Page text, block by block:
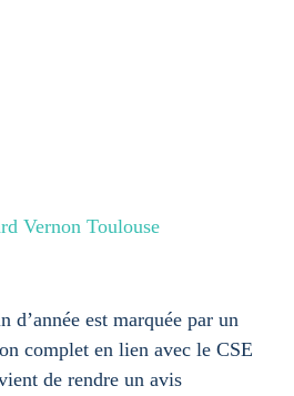
Vernon Toulouse
d’année est marquée par un
complet en lien avec le CSE
de rendre un avis